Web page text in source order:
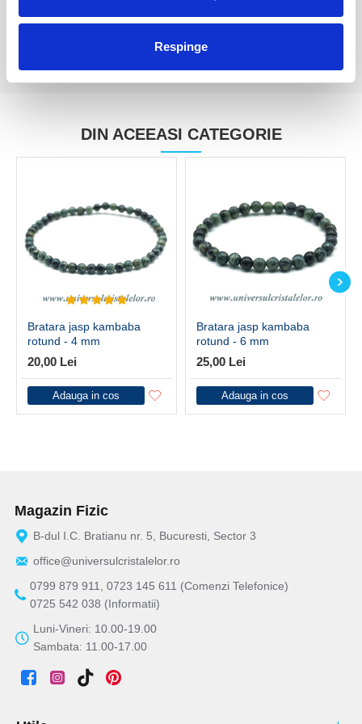
Respinge
DIN ACEEASI CATEGORIE
Bratara jasp kambaba
rotund - 4 mm
20,00 Lei
Adauga in cos
Bratara jasp kambaba
rotund - 6 mm
25,00 Lei
Adauga in cos
Magazin Fizic
B-dul I.C. Bratianu nr. 5, Bucuresti, Sector 3
office@universulcristalelor.ro
0799 879 911, 0723 145 611 (Comenzi Telefonice)
0725 542 038 (Informatii)
Luni-Vineri: 10.00-19.00
Sambata: 11.00-17.00